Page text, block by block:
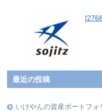
最近の投稿
いけやんの資産ポートフォ